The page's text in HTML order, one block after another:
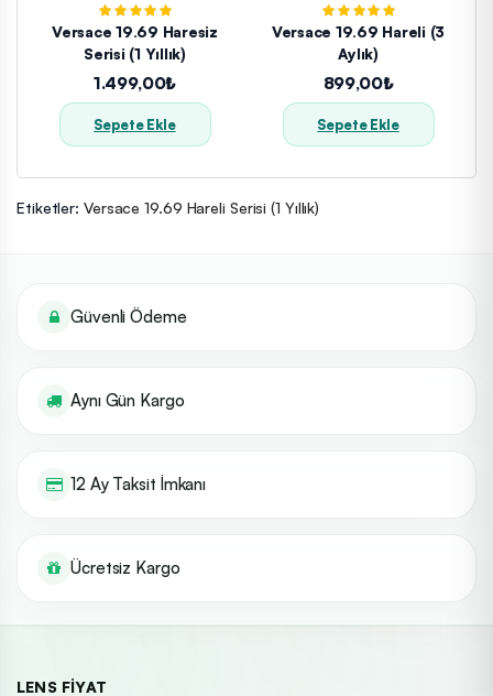
Versace 19.69 Haresiz
Serisi (1 Yıllık)
1.499,00₺
Sepete Ekle
Versace 19.69 Hareli (3
Aylık)
899,00₺
Sepete Ekle
Etiketler: Versace 19.69 Hareli Serisi (1 Yıllık)
Güvenli Ödeme
Aynı Gün Kargo
12 Ay Taksit İmkanı
Ücretsiz Kargo
LENS FIYAT